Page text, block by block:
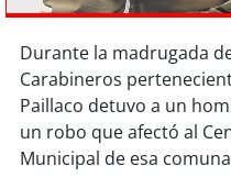
soychile
soyarica
soy iquique
soy
Durante la madrugada
Carabineros
Paillaco detuvo a un
un robo que afectó al
Municipal de esa